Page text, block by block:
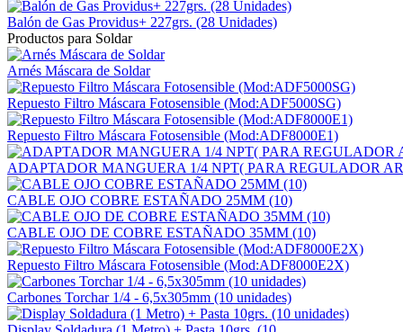
Balón de Gas Providus+ 227grs. (28 Unidades)
Productos para Soldar
Arnés Máscara de Soldar
Repuesto Filtro Máscara Fotosensible (Mod:ADF5000SG)
Repuesto Filtro Máscara Fotosensible (Mod:ADF8000E1)
ADAPTADOR MANGUERA 1/4 NPT( PARA REGULADOR
CABLE OJO COBRE ESTAÑADO 25MM (10)
CABLE OJO DE COBRE ESTAÑADO 35MM (10)
Repuesto Filtro Máscara Fotosensible (Mod:ADF8000E2X)
Carbones Torchar 1/4 - 6,5x305mm (10 unidades)